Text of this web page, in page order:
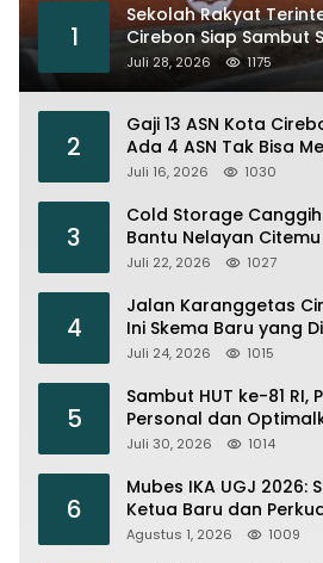
1
Sekolah Rakyat
Cirebon Siap Sambut
House dan MPLS
Juli 28, 2026 1175
2
Gaji 13 ASN Kota
Ada 4 ASN Tak Bisa
Juli 16, 2026 1030
3
Cold Storage
Bantu Nelayan
Operasional
Juli 22, 2026 1027
4
Jalan Karanggetas
Ini Skema Baru yang
Juli 24, 2026 1015
5
Sambut HUT ke-81 RI,
Personal dan
Instalasi Transmisi
Juli 30, 2026 1014
6
Mubes IKA UGJ 2026:
Ketua Baru dan
Agustus 1, 2026 1009